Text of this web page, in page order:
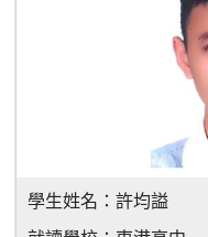
學生姓名： 許均謚